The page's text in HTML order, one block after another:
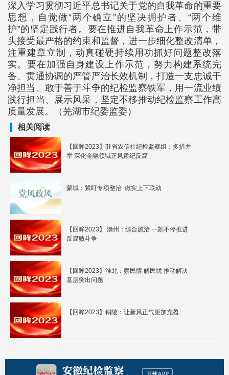
深入学习贯彻习近平总书记关于党的自我革命的重要
思想，自觉做“两个确立”的坚决拥护者、“两个维
护”的坚定践行者。要在推进自我革命上作示范，带
头接受最严格的约束和监督，进一步细化整改清单，
注重建章立制，动真碰硬持续用功抓好问题整改落
实。要在加强自身建设上作示范，努力构建系统完
备、贯通协调的严管严治长效机制，打造一支忠诚干
净担当、敢于善于斗争的纪检监察铁军，用一流业绩
践行担当、展示风采，坚定不移推动纪检监察工作高
质量发展。（芜湖市纪委监委）
相关阅读
【回眸2023】驻省农信社纪检监察组：多措并
举 深化金融领域正风肃纪反腐
蒙城：紧盯专项整治 做实上下联动
【回眸2023】 滁州：综合施治 一刻不停推进
反腐败斗争
【回眸2023】淮北：察民情 解民忧 推动解决
基层突出问题
【回眸2023】铜陵：让新风正气更加充盈